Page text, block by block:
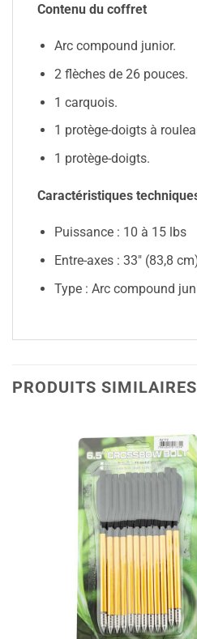
Contenu du coffret
Arc compound junior.
2 flèches de 26 pouces.
1 carquois.
1 protège-doigts à
1 protège-doigts.
Caractéristiques
Puissance : 10 à 15 lbs
Entre-axes : 33″ (83,8
Type : Arc compound
PRODUITS SIMILAIRES